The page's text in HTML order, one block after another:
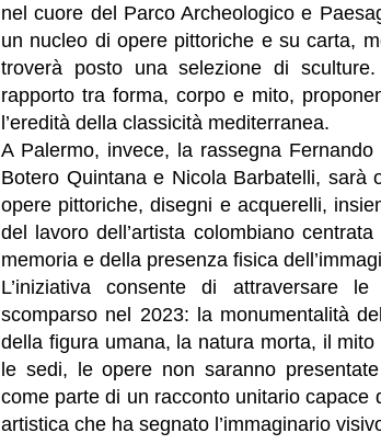
nel cuore del Parco Archeologico e
un nucleo di opere pittoriche e su carta,
troverà posto una selezione di
rapporto tra forma, corpo e mito,
l’eredità della classicità mediterranea.
A Palermo, invece, la rassegna
Botero Quintana e Nicola Barbatelli, sarà
opere pittoriche, disegni e acquerelli,
del lavoro dell’artista colombiano
memoria e della presenza fisica
L’iniziativa consente di attraversare
scomparso nel 2023: la monumentalità
della figura umana, la natura morta, il
le sedi, le opere non saranno
come parte di un racconto unitario
artistica che ha segnato l’immaginario